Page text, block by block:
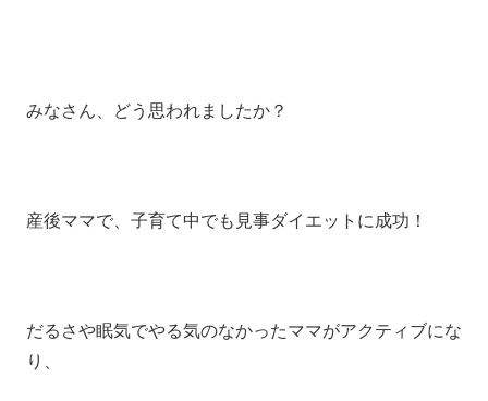
みなさん、どう思われましたか？
産後ママで、子育て中でも見事ダイエットに成功！
だるさや眠気でやる気のなかったママがアクティブにな
り、